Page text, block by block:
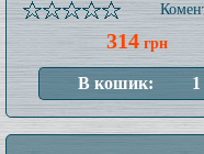
314 грн